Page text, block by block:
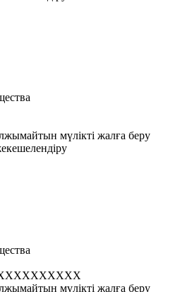
мүлікті жалға беру
мүлікті жалға беру